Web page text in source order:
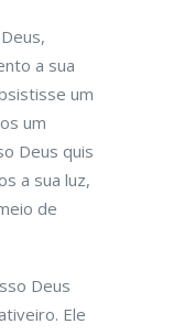
a sua
um
um
Deus quis
a sua luz,
de
Deus
Ele